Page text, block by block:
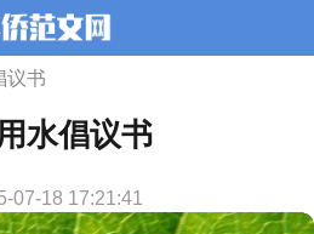
议书
水倡议书
07-18 17:21:41